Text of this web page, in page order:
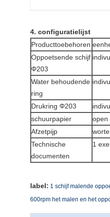
4. configuratielijst
Producttoebehoren
Oppoetsende schijf
Φ203
Water behoudende
ring
Drukring Φ203
schuurpapier
open
Afzetpijp
Technische
documenten
1
label: 1 schijf malende
600rpm het malen en het